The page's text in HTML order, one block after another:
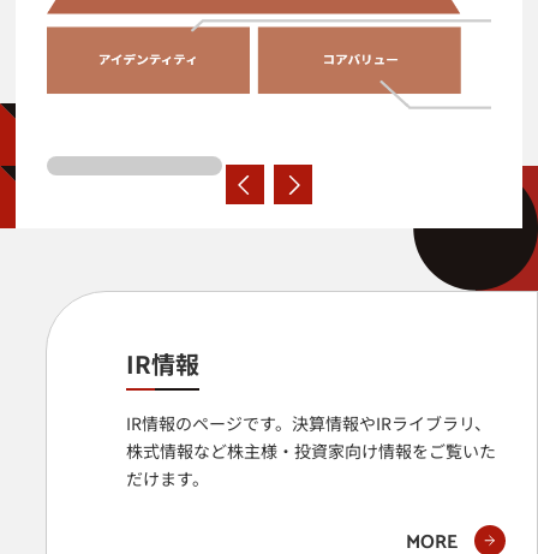
IR情報
IR情報のページです。決算情報やIRライブラリ、
株式情報など株主様・投資家向け情報をご覧いた
だけます。
MORE